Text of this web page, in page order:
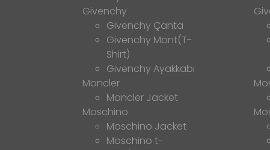
Givenchy
Givenchy Çanta
Givenchy Mont(T-
Shirt)
Givenchy Ayakkabı
Moncler
Moncler Jacket
Moschino
Moschino Jacket
Moschino t-